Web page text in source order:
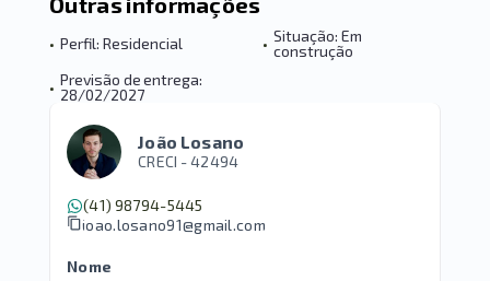
• Perfil: Residencial • Situação: Em
construção
• Previsão de entrega:
28/02/2027
João Losano
CRECI -42494
(41) 98794-5445
joao.losano91@gmail.com
Nome